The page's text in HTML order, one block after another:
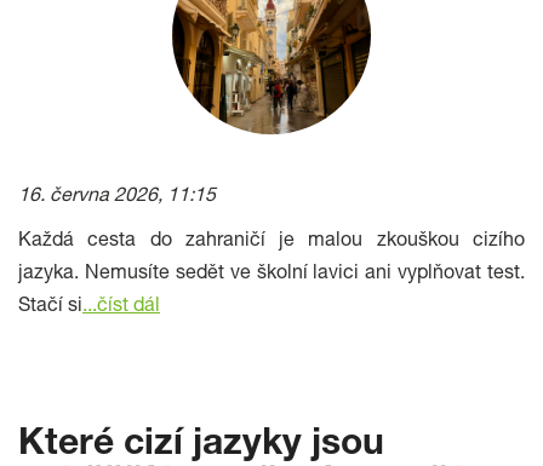
16. června 2026, 11:15
Každá cesta do zahraničí je malou zkouškou cizího
jazyka. Nemusíte sedět ve školní lavici ani vyplňovat test.
Stačí si...číst dál
Které cizí jazyky jsou